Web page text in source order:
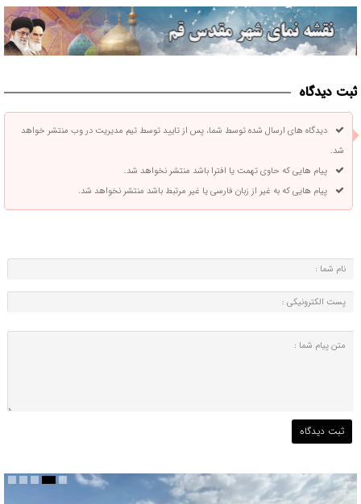
ثبت دیدگاه
دیدگاه های ارسال شده توسط شما، پس از تایید توسط تیم مدیریت در وب منتشر خواهد
شد.
پیام هایی که حاوی تهمت یا افترا باشد منتشر نخواهد شد.
پیام هایی که به غیر از زبان فارسی یا غیر مرتبط باشد منتشر نخواهد شد.